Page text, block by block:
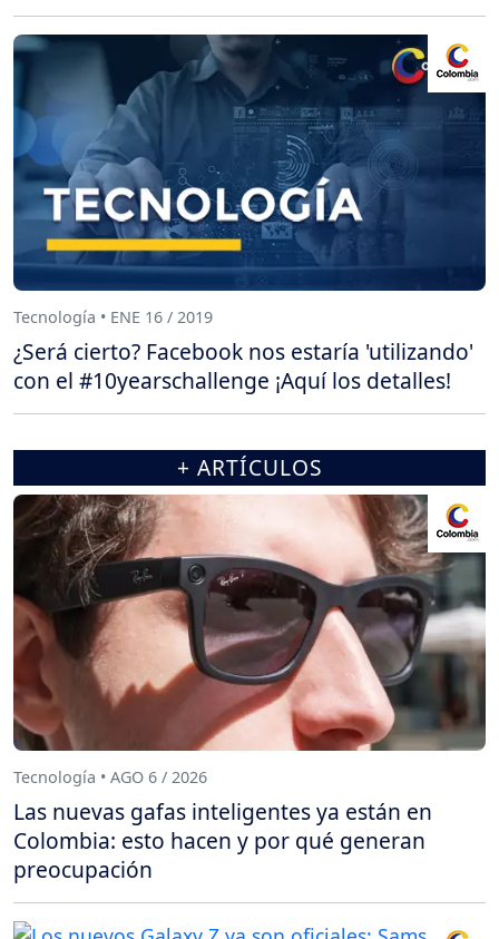
Tecnología • ENE 16 / 2019
¿Será cierto? Facebook nos estaría 'utilizando'
con el #10yearschallenge ¡Aquí los detalles!
+ ARTÍCULOS
Tecnología • AGO 6 / 2026
Las nuevas gafas inteligentes ya están en
Colombia: esto hacen y por qué generan
preocupación